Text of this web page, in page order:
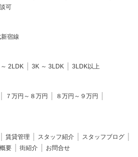
可
宿線
2LDK 3K ～ 3LDK 3LDK以上
７万円～８万円
８万円～９万円
賃貸管理 スタッフ紹介
スタッフブログ
要 街紹介 お問合せ